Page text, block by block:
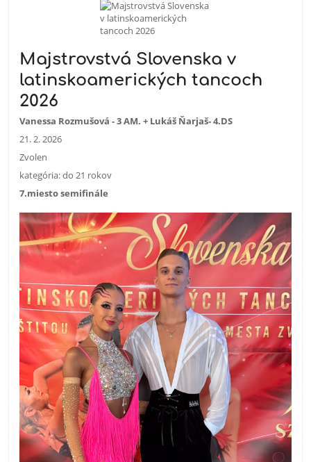
Majstrovstvá Slovenska v
latinskoamerických tancoch
2026
Vanessa Rozmušová - 3 AM. + Lukáš Ňarjaš- 4.DS
21. 2. 2026
Zvolen
kategória: do 21 rokov
7.miesto semifinále